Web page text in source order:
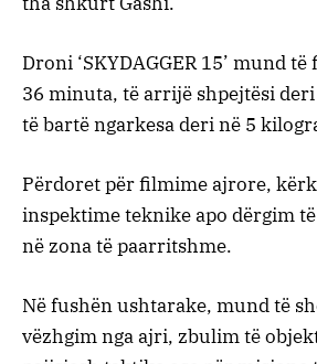
Droni ‘SKYDAGGER 15’ mund
36 minuta, të arrijë shpejtësi
të bartë ngarkesa deri në 5
Përdoret për filmime ajrore,
inspektime teknike apo dërgim
në zona të paarritshme.
Në fushën ushtarake, mund të
vëzhgim nga ajri, zbulim të